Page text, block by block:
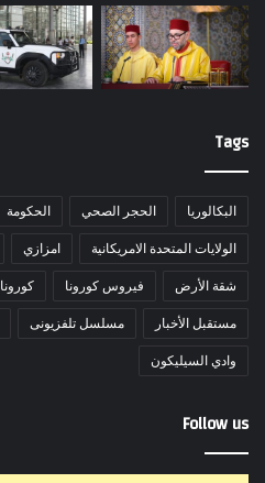
Tags
البكالوريا الحجر الصحي الحكومة
الولايات المتحدة الامريكانية امزازي
شقة الأرض فيروس كورونا كورونا
مستقبل الأخبار مسلسل تلفزيونى
وادي السيليكون
Follow us